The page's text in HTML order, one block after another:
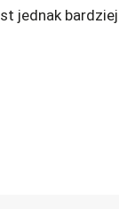
jednak